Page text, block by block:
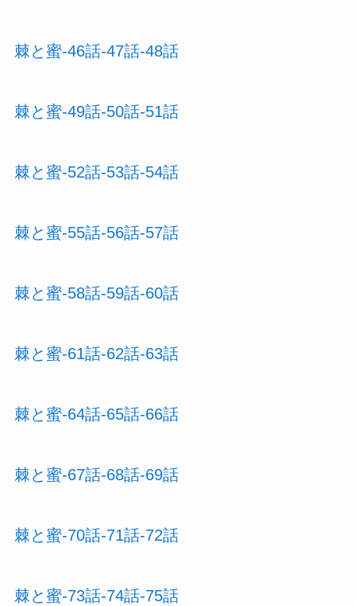
棘と蜜-46話-47話-48話
棘と蜜-49話-50話-51話
棘と蜜-52話-53話-54話
棘と蜜-55話-56話-57話
棘と蜜-58話-59話-60話
棘と蜜-61話-62話-63話
棘と蜜-64話-65話-66話
棘と蜜-67話-68話-69話
棘と蜜-70話-71話-72話
棘と蜜-73話-74話-75話